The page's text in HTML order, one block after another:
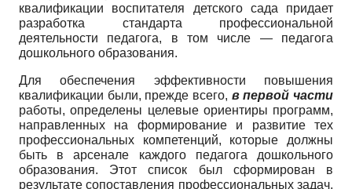
квалификации воспитателя детского сада придает
разработка стандарта профессиональной
деятельности педагога, в том числе — педагога
дошкольного образования.
Для обеспечения эффективности повышения
квалификации были, прежде всего, в первой части
работы, определены целевые ориентиры программ,
направленных на формирование и развитие тех
профессиональных компетенций, которые должны
быть в арсенале каждого педагога дошкольного
образования. Этот список был сформирован в
результате сопоставления профессиональных задач,